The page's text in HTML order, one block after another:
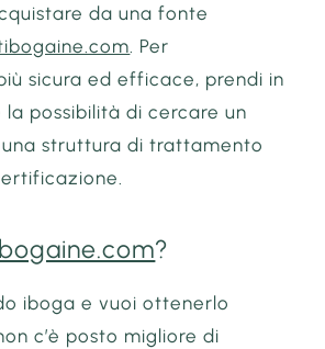
da una fonte
. Per
sicura ed efficace, prendi in
la possibilità di cercare un
struttura di trattamento
?
iboga e vuoi ottenerlo
c’è posto migliore di